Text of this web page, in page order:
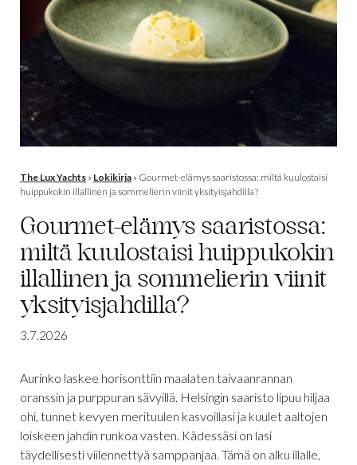
The Lux Yachts » Lokikirja » Gourmet-elämys saaristossa: miltä kuulostaisi
huippukokin illallinen ja sommelierin viinit yksityisjahdilla?
Gourmet-elämys saaristossa:
miltä kuulostaisi huippukokin
illallinen ja sommelierin viinit
yksityisjahdilla?
3.7.2026
Aurinko laskee horisonttiin maalaten taivaanrannan
oranssin ja purppuran sävyillä. Helsingin saaristo lipuu hiljaa
ohi, tunnet kevyen merituulen kasvoillasi ja kuulet aaltojen
loiskeen jahdin runkoa vasten. Kädessäsi on lasi
täydellisesti viilennettyä samppanjaa. Tämä on alku illalle,